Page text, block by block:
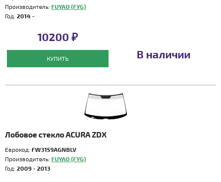
Производитель: FUYAO (FYG)
Год: 2014 -
10200 ₽
КУПИТЬ В наличии
Лобовое стекло ACURA ZDX
Еврокод: FW3159AGNBLV
Производитель: FUYAO (FYG)
Год: 2009 - 2013